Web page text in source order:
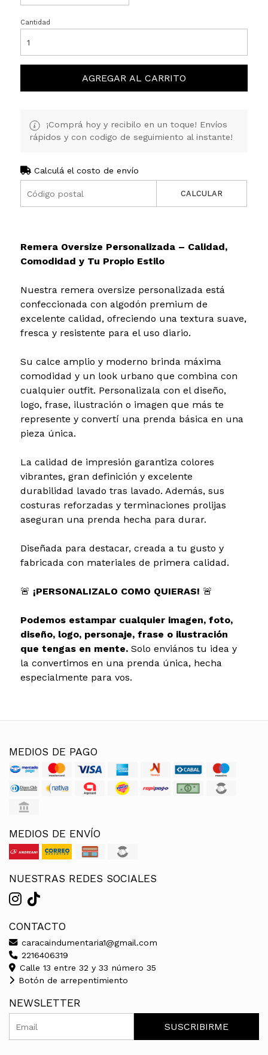
Cantidad
AGREGAR AL CARRITO
¡Comprá hoy y recibilo en un toque! Envíos
rápidos y con codigo de seguimiento al instante!
Calculá el costo de envío
CALCULAR
Remera Oversize Personalizada – Calidad,
Comodidad y Tu Propio Estilo
Nuestra remera oversize personalizada está
confeccionada con algodón premium de
excelente calidad, ofreciendo una textura suave,
fresca y resistente para el uso diario.
Su calce amplio y moderno brinda máxima
comodidad y un look urbano que combina con
cualquier outfit. Personalizala con el diseño,
logo, frase, ilustración o imagen que más te
represente y convertí una prenda básica en una
pieza única.
La calidad de impresión garantiza colores
vibrantes, gran definición y excelente
durabilidad lavado tras lavado. Además, sus
costuras reforzadas y terminaciones prolijas
aseguran una prenda hecha para durar.
Diseñada para destacar, creada a tu gusto y
fabricada con materiales de primera calidad.
🚨 ¡PERSONALIZALO COMO QUIERAS! 🚨
Podemos estampar cualquier imagen, foto,
diseño, logo, personaje, frase o ilustración
que tengas en mente.Solo enviános tu idea y
la convertimos en una prenda única, hecha
especialmente para vos.
MEDIOS DE PAGO
MEDIOS DE ENVÍO
NUESTRAS REDES SOCIALES
CONTACTO
caracaindumentaria1@gmail.com
2216406319
Calle 13 entre 32 y 33 número 35
Botón de arrepentimiento
NEWSLETTER
SUSCRIBIRME